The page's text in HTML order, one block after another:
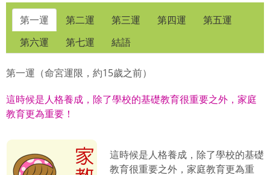
第一運 第二運 第三運 第四運
第五運
第六運
第七運 結語
第一運（命宮運限，約15歲之前）
這時候是人格養成，除了學校的基礎教育很重要之外，家庭
教育更為重要！
這時候是人格養成，除了學校的基礎
教育很重要之外，家庭教育更為重